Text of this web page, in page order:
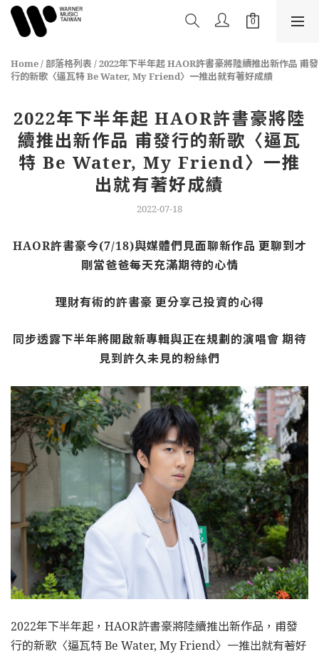
Home/ 部落格列表 /2022年下半年起 HAOR許書豪將陸續推出新作品 甫發
行的新歌〈逼瓦特 Be Water, My Friend〉一推出就有著好成績
2022年下半年起 HAOR許書豪將陸
續推出新作品 甫發行的新歌〈逼瓦
特 Be Water, My Friend〉一推
出就有著好成績
2022-07-18
HAOR許書豪今(7/18)與媒體們見面聊新作品 更聊到才
剛當爸爸每天充滿期待的心情
理財有術的許書豪 更分享己投資的心得
同步透露下半年將開啟新專輯與正在規劃的演唱會 期待
見到許久未見的粉絲們
2022年下半年起，HAOR許書豪將陸續推出新作品，甫發
行的新歌〈逼瓦特 Be Water, My Friend〉一推出就有著好